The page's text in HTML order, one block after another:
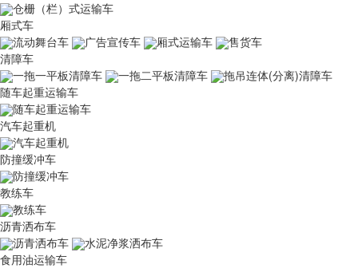
仓栅（栏）式运输车
厢式车
流动舞台车
广告宣传车 厢式运输车
售货车
清障车
一拖一平板清障车
一拖二平板清障车
拖吊连体(分离)清障车
随车起重运输车
随车起重运输车
汽车起重机
汽车起重机
防撞缓冲车
防撞缓冲车
教练车
教练车
沥青洒布车
沥青洒布车
水泥净浆洒布车
食用油运输车